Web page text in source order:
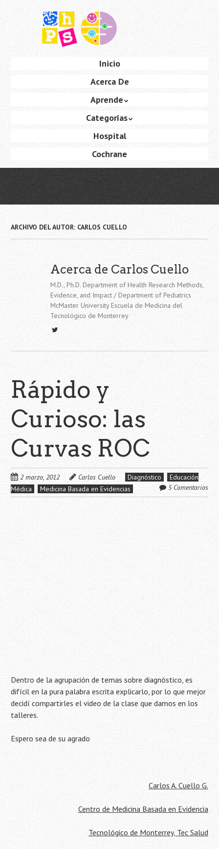
principal
Inicio
Acerca De
Aprende
Categorías
Hospital
Cochrane
ARCHIVO DEL AUTOR: CARLOS CUELLO
Acerca de Carlos Cuello
M.D., Ph.D. Department of Health Research Methods,
Evidence, and Impact / Department of Pediatrics
McMaster University Escuela de Medicina del
Tecnológico de Monterrey
Rápido y
Curioso: las
Curvas ROC
2 marzo, 2012 Carlos Cuello Diagnóstico
Educación
Médica
Medicina Basada en Evidencias 5 Comentarios
Dentro de la agrupación de temas sobre diagnóstico, es
difícil en la pura palabra escrita explicarlo, por lo que mejor
decidí compartirles el video de la clase que damos en los
talleres.
Espero sea de su agrado
Carlos A. Cuello G.
Centro de Medicina Basada en Evidencia
Tecnológico de Monterrey, Tec Salud